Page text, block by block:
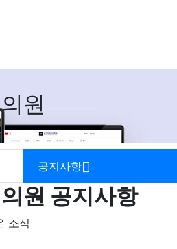
원
공지사항
원 공지사항
소식